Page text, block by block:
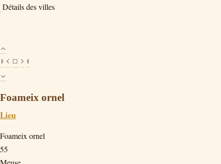
Détails des villes
Foameix ornel
Lieu
Foameix ornel
55